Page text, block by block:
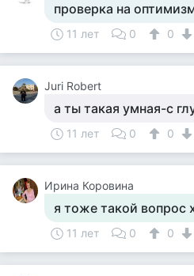
проверка на
11 лет 0 0
Juri Robert
а ты такая умная-с
11 лет 0 0
Ирина Коровина
я тоже такой вопрос
11 лет 0 0